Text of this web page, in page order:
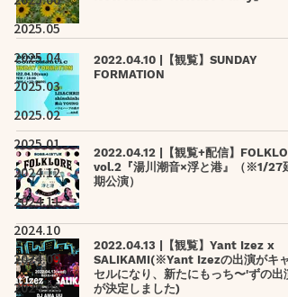
2025.05
2025.04
2025.03
2025.02
2025.01
2024.12
2024.11
2024.10
2024.09
2024.08
2022.04.10 |【観覧】SUNDAY
FORMATION
2022.04.12 |【観覧+配信】
vol.2『湯川潮音×浮と港』（※1/27延
期公演）
2022.04.13 |【観覧】Yant Izez x
SALIKAMI(※Yant Izezの出演がキャ
セルになり、新たにもっち〜'ずの出演
が決定しました)